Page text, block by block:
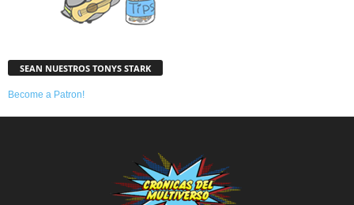
SEAN NUESTROS TONYS STARK
Become a Patron!